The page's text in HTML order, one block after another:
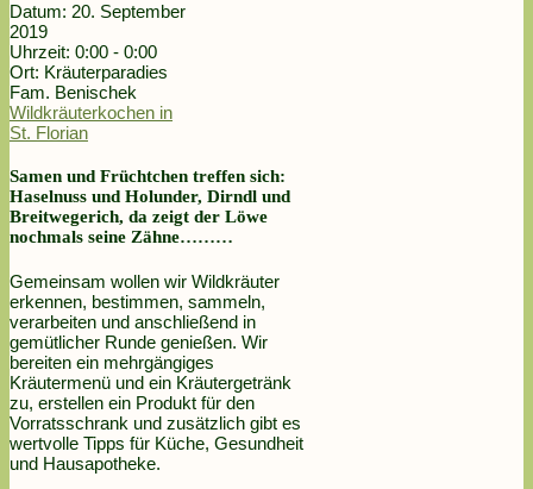
Datum: 20. September
2019
Uhrzeit: 0:00 - 0:00
Ort: Kräuterparadies
Fam. Benischek
Wildkräuterkochen in
St. Florian
Samen und Früchtchen treffen sich:
Haselnuss und Holunder, Dirndl und
Breitwegerich, da zeigt der Löwe
nochmals seine Zähne………
Gemeinsam wollen wir Wildkräuter
erkennen, bestimmen, sammeln,
verarbeiten und anschließend in
gemütlicher Runde genießen. Wir
bereiten ein mehrgängiges
Kräutermenü und ein Kräutergetränk
zu, erstellen ein Produkt für den
Vorratsschrank und zusätzlich gibt es
wertvolle Tipps für Küche, Gesundheit
und Hausapotheke.